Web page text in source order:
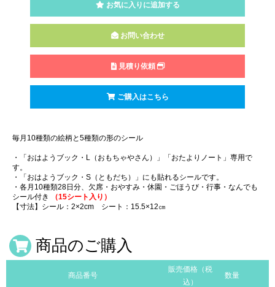
お気に入りに追加する
お問い合わせ
見積り依頼
ご購入はこちら
毎月10種類の絵柄と5種類の形のシール
・「おはようブック・L（おもちゃやさん）」「おたよりノート」専用で
す。
・「おはようブック・S（ともだち）」にも貼れるシールです。
・各月10種類28日分、欠席・おやすみ・休園・ごほうび・行事・なんでも
シール付き
（15シート入り）
【寸法】シール：2×2cm シート：15.5×12㎝
商品のご購入
商品番号
販売価格（税
込）
数量